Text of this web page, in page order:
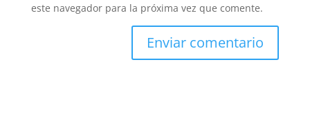
este navegador para la próxima vez que comente.